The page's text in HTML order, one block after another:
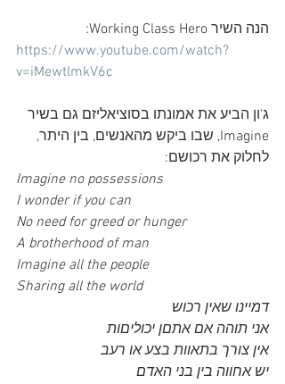
הנה השיר Working Class Hero:
https://www.youtube.com/watch?
v=iMewtlmkV6c
ג'ון הביע את אמונתו בסוציאליזם גם בשיר
Imagine, שבו ביקש מהאנשים, בין היתר,
לחלוק את רכושם:
Imagine no possessions
I wonder if you can
No need for greed or hunger
A brotherhood of man
Imagine all the people
Sharing all the world
דמיינו שאין רכוש
אני תוהה אם אתםן יכוליםות
אין צורך בתאוות בצע או רעב
יש אחווה בין בני האדם